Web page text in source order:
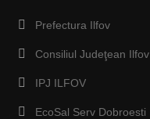
Prefectura Ilfov
Consiliul Judeţean Ilfov
IPJ ILFOV
EcoSal Serv Dobroesti